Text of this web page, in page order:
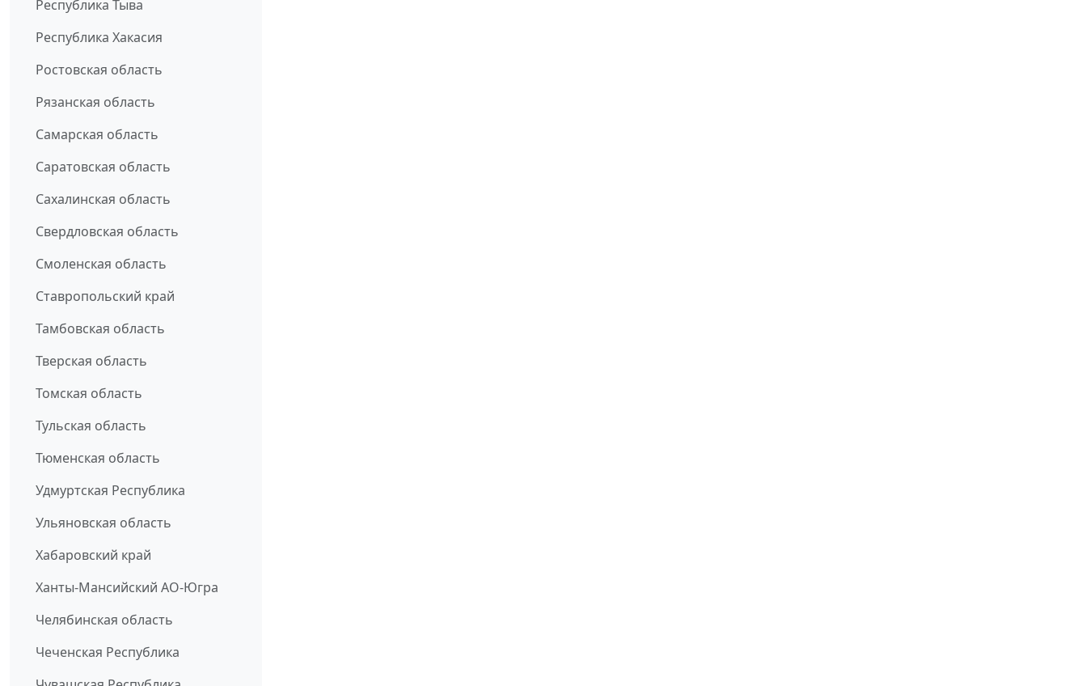
Республика Тыва
Республика Хакасия
Ростовская область
Рязанская область
Самарская область
Саратовская область
Сахалинская область
Свердловская область
Смоленская область
Ставропольский край
Тамбовская область
Тверская область
Томская область
Тульская область
Тюменская область
Удмуртская Республика
Ульяновская область
Хабаровский край
Ханты-Мансийский АО-Югра
Челябинская область
Чеченская Республика